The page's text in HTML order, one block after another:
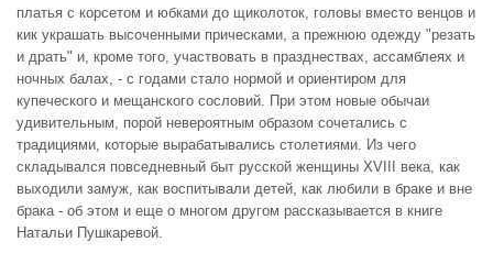
платья с корсетом и юбками до щиколоток, головы вместо венцов и
кик украшать высоченными прическами, а прежнюю одежду "резать
и драть" и, кроме того, участвовать в празднествах, ассамблеях и
ночных балах, - с годами стало нормой и ориентиром для
купеческого и мещанского сословий. При этом новые обычаи
удивительным, порой невероятным образом сочетались с
традициями, которые вырабатывались столетиями. Из чего
складывался повседневный быт русской женщины XVIII века, как
выходили замуж, как воспитывали детей, как любили в браке и вне
брака - об этом и еще о многом другом рассказывается в книге
Натальи Пушкаревой.